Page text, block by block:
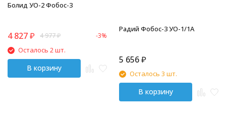
Болид УО-2 Фобос-3
4 827₽ 4 977₽ -3%
Осталось 2 шт.
В корзину
Радий Фобос-3 УО-1/1А
5 656₽
Осталось 3 шт.
В корзину